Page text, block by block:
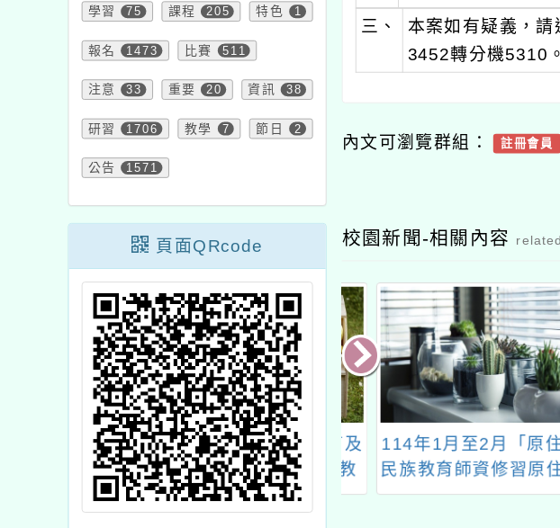
學習 75 課程 205 特色 1
報名 1473 比賽 511
注意 33 重要 20 資訊 38
研習 1706 教學 7 節日 2
公告 1571
頁面QRcode
三、 本案如有疑義，
3452轉分機5310。
內文可瀏覽群組： 註冊會員
校園新聞-相關內容
人才培訓與教
教師儲訓計畫
桃園市大溪自造教育及
科技中心 十二月份教
師研習
114年1月至2月「原住
民族教育師資修習原住
民族文化及多元文化教